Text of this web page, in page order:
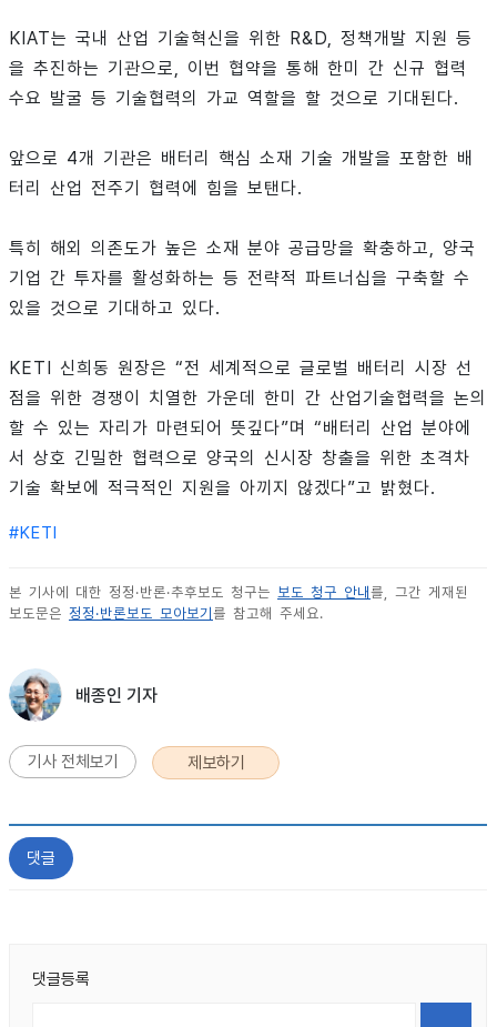
KIAT는 국내 산업 기술혁신을 위한 R&D, 정책개발 지원 등
을 추진하는 기관으로, 이번 협약을 통해 한미 간 신규 협력
수요 발굴 등 기술협력의 가교 역할을 할 것으로 기대된다.
앞으로 4개 기관은 배터리 핵심 소재 기술 개발을 포함한 배
터리 산업 전주기 협력에 힘을 보탠다.
특히 해외 의존도가 높은 소재 분야 공급망을 확충하고, 양국
기업 간 투자를 활성화하는 등 전략적 파트너십을 구축할 수
있을 것으로 기대하고 있다.
KETI 신희동 원장은 “전 세계적으로 글로벌 배터리 시장 선
점을 위한 경쟁이 치열한 가운데 한미 간 산업기술협력을 논의
할 수 있는 자리가 마련되어 뜻깊다”며 “배터리 산업 분야에
서 상호 긴밀한 협력으로 양국의 신시장 창출을 위한 초격차
기술 확보에 적극적인 지원을 아끼지 않겠다”고 밝혔다.
#KETI
본 기사에 대한 정정·반론·추후보도 청구는 보도 청구 안내 를, 그간 게재된
보도문은 정정·반론보도 모아보기 를 참고해 주세요.
배종인 기자
기사 전체보기 제보하기
댓글
댓글등록